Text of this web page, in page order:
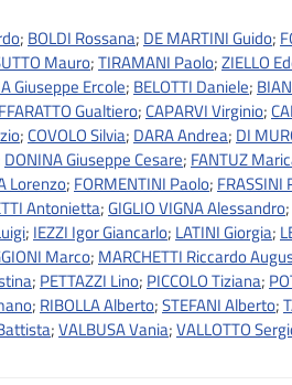
; BOLDI Rossana; DE MARTINI Guido;
Mauro;TIRAMANI Paolo;ZIELLO
Giuseppe Ercole; BELOTTI Daniele;
Gualtiero; CAPARVI Virginio;
; COVOLO Silvia; DARA Andrea; DI
DONINA Giuseppe Cesare; FANTUZ
Lorenzo; FORMENTINI Paolo; FRASSINI
Antonietta;GIGLIO VIGNA Alessandro;
; IEZZI Igor Giancarlo; LATINI Giorgia;
Marco; MARCHETTI Riccardo
; PETTAZZI Lino; PICCOLO Tiziana;
; RIBOLLA Alberto;STEFANI Alberto;
;VALBUSA Vania;VALLOTTO